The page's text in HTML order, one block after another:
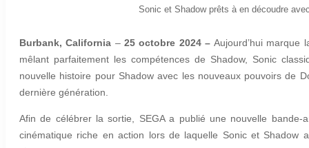
Sonic et Shadow prêts à en découdre
Burbank, California – 25 octobre 2024 –Aujourd’hui marque
mêlant parfaitement les compétences de Shadow, Sonic
nouvelle histoire pour Shadow avec les nouveaux pouvoirs de
dernière génération.
Afin de célébrer la sortie, SEGA a publié une nouvelle bande-
cinématique riche en action lors de laquelle Sonic et Shadow